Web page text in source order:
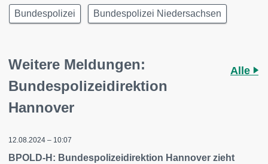
Bundespolizei Bundespolizei Niedersachsen
Weitere Meldungen:
Bundespolizeidirektion
Hannover
Alle
12.08.2024 – 10:07
BPOLD-H: Bundespolizeidirektion Hannover zieht